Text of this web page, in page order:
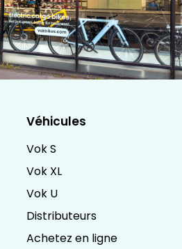
Véhicules
Vok S
Vok XL
Vok U
Distributeurs
Achetez en ligne